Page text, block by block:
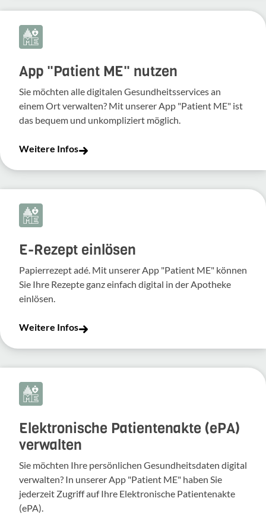
App "Patient ME" nutzen
Sie möchten alle digitalen Gesundheitsservices an
einem Ort verwalten? Mit unserer App "Patient ME" ist
das bequem und unkompliziert möglich.
Weitere Infos
E-Rezept einlösen
Papierrezept adé. Mit unserer App "Patient ME" können
Sie Ihre Rezepte ganz einfach digital in der Apotheke
einlösen.
Weitere Infos
Elektronische Patientenakte (ePA)
verwalten
Sie möchten Ihre persönlichen Gesundheitsdaten digital
verwalten? In unserer App "Patient ME" haben Sie
jederzeit Zugriff auf Ihre Elektronische Patientenakte
(ePA).